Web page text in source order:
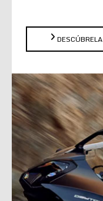
DESCÚBRELA